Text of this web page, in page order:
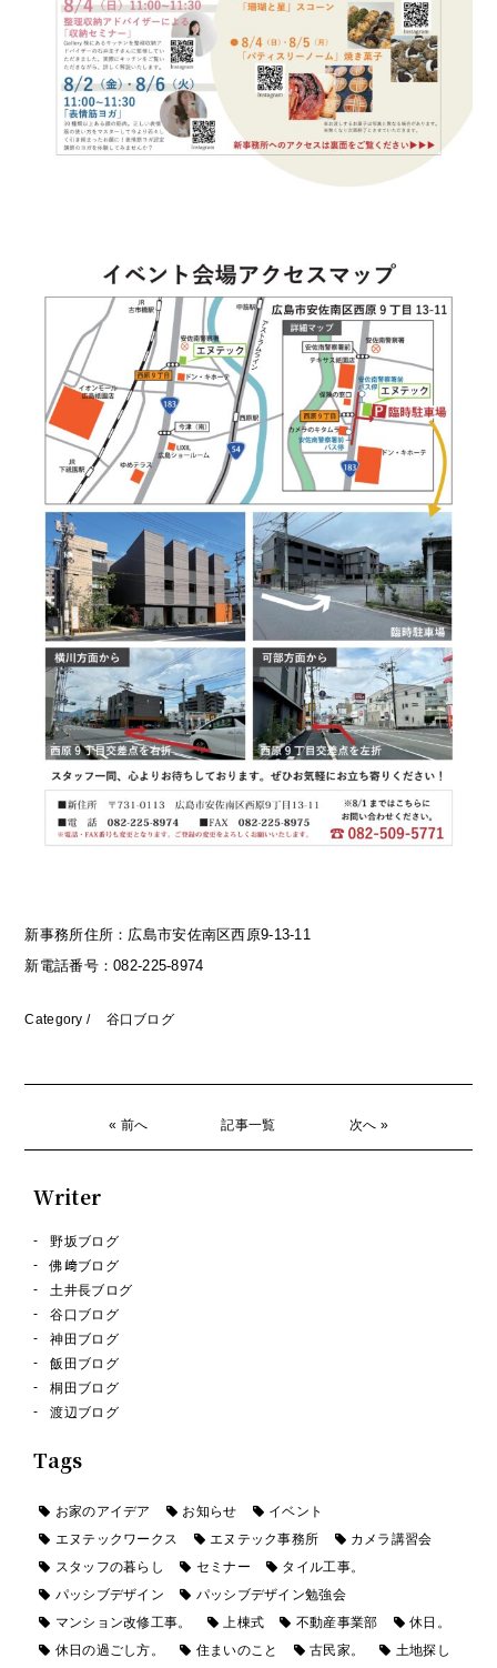
新事務所住所：広島市安佐南区西原9-13-11
新電話番号：082-225-8974
Category / 谷口ブログ
« 前へ 記事一覧 次へ »
Writer
野坂ブログ
佛﨑ブログ
土井長ブログ
谷口ブログ
神田ブログ
飯田ブログ
桐田ブログ
渡辺ブログ
Tags
お家のアイデア お知らせ
イベント
エヌテックワークス
エヌテック事務所
カメラ講習会
スタッフの暮らし
セミナー
タイル工事。
パッシブデザイン
パッシブデザイン勉強会
マンション改修工事。
上棟式 不動産事業部
休日。
休日の過ごし方。
住まいのこと 古民家。
土地探し